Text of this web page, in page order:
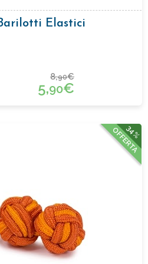
Elastici
8,90€
5,90€
34%
OFFERTA